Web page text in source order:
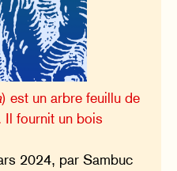
) est un arbre feuillu de
Il fournit un bois
2024, par Sambuc